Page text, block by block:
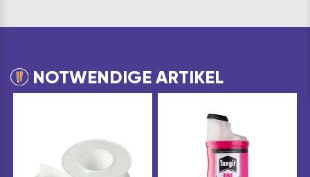
NOTWENDIGE ARTIKEL